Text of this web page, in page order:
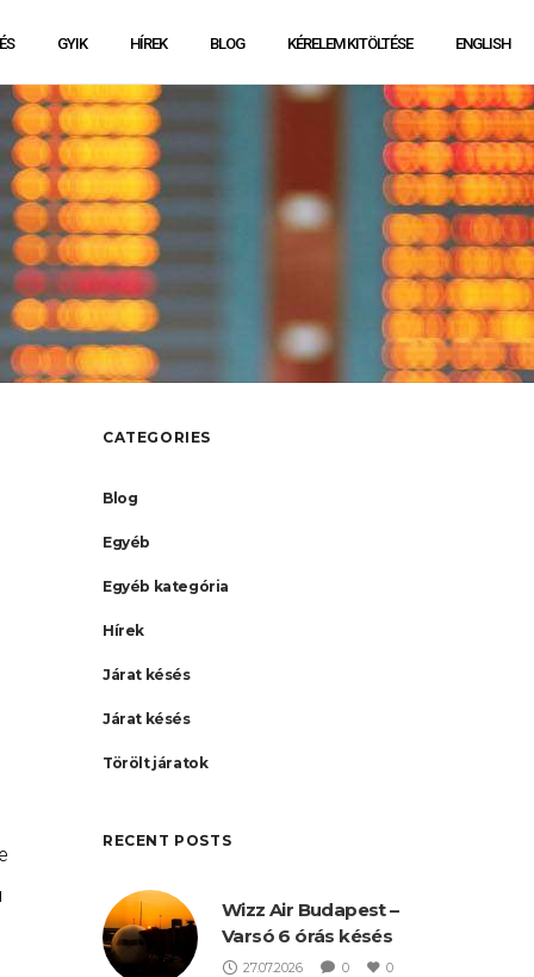
GYIK HÍREK BLOG KÉRELEM KITÖLTÉSE ENGLISH
CATEGORIES
Blog
Egyéb
Egyéb kategória
Hírek
Járat késés
Járat késés
Törölt járatok
RECENT POSTS
Wizz Air Budapest –
Varsó 6 órás késés
27.07.2026 0 0